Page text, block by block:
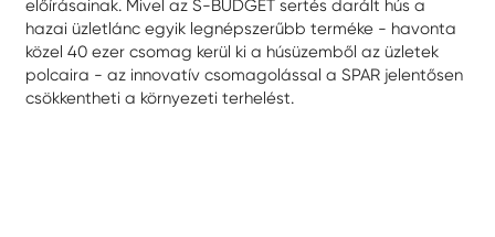
előírásainak. Mivel az S-BUDGET sertés darált hús a
hazai üzletlánc egyik legnépszerűbb terméke - havonta
közel 40 ezer csomag kerül ki a húsüzemből az üzletek
polcaira - az innovatív csomagolással a SPAR jelentősen
csökkentheti a környezeti terhelést.